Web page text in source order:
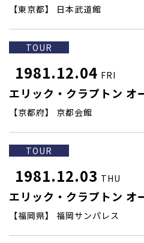
【東京都】 日本武道館
TOUR
1981.12.04 FRI
エリック・クラプトン オ
【京都府】 京都会館
TOUR
1981.12.03 THU
エリック・クラプトン オ
【福岡県】 福岡サンパレス